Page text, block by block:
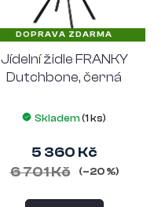
DOPRAVA ZDARMA
Jídelní židle FRANKY
Dutchbone, černá
Skladem (1 ks)
5 360 Kč
6 701 Kč
(–20 %)